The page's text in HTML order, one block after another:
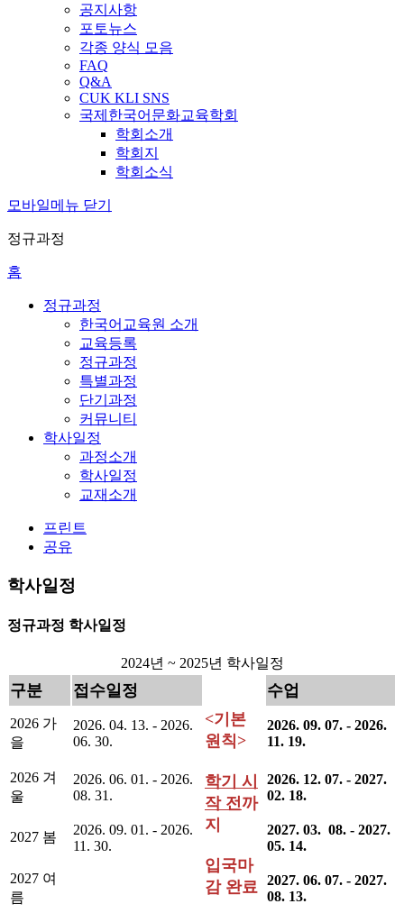
공지사항
포토뉴스
각종 양식 모음
FAQ
Q&A
CUK KLI SNS
국제한국어문화교육학회
학회소개
학회지
학회소식
모바일메뉴 닫기
정규과정
홈
정규과정
한국어교육원 소개
교육등록
정규과정
특별과정
단기과정
커뮤니티
학사일정
과정소개
학사일정
교재소개
프린트
공유
학사일정
정규과정 학사일정
2024년 ~ 2025년 학사일정
구분
접수일정
<기본
원칙>
학기 시
작 전까
지
입국마
감 완료
수업
2026 가
을
2026. 04. 13. - 2026.
06. 30.
2026. 09. 07. - 2026.
11. 19.
2026 겨
울
2026. 06. 01. - 2026.
08. 31.
2026. 12. 07. - 2027.
02. 18.
2027 봄
2026. 09. 01. - 2026.
11. 30.
2027. 03. 08. - 2027.
05. 14.
2027 여
름
2027. 06. 07. - 2027.
08. 13.